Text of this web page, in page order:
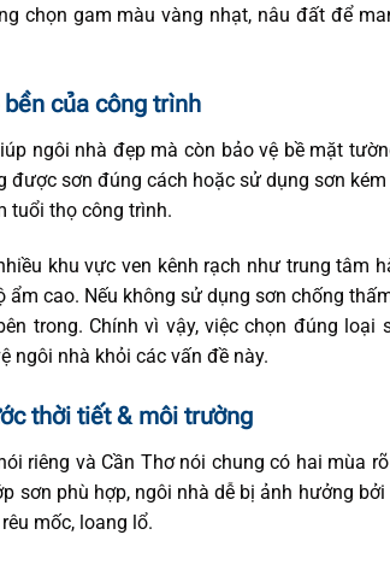
chọn gam màu vàng nhạt, nâu đất để
của công trình
ngôi nhà đẹp mà còn bảo vệ bề mặt
được sơn đúng cách hoặc sử dụng sơn
tuổi thọ công trình.
khu vực ven kênh rạch như trung tâm
ẩm cao. Nếu không sử dụng sơn chống
trong. Chính vì vậy, việc chọn đúng
ngôi nhà khỏi các vấn đề này.
thời tiết & môi trường
riêng và Cần Thơ nói chung có hai mùa
sơn phù hợp, ngôi nhà dễ bị ảnh hưởng
mốc, loang lổ.